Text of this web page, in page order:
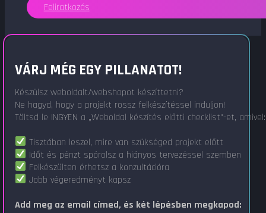
Feliratkozás
VÁRJ MÉG EGY PILLANATOT!
Készülsz weboldalt/webshopot készíttetni?
Ne hagyd, hogy a projekt rossz felkészítéssel induljon!
Töltsd le INGYEN a „Weboldal készítés előtti checklist"-et, amivel:
Tisztában leszel, mire van szükséged projekt előtt
Időt és pénzt spórolsz a hiányos tervezéssel szemben
Felkészülten érhetsz a konzultációra
Jobb végeredményt kapsz
Add meg az email címed, és két lépésben megkapod: